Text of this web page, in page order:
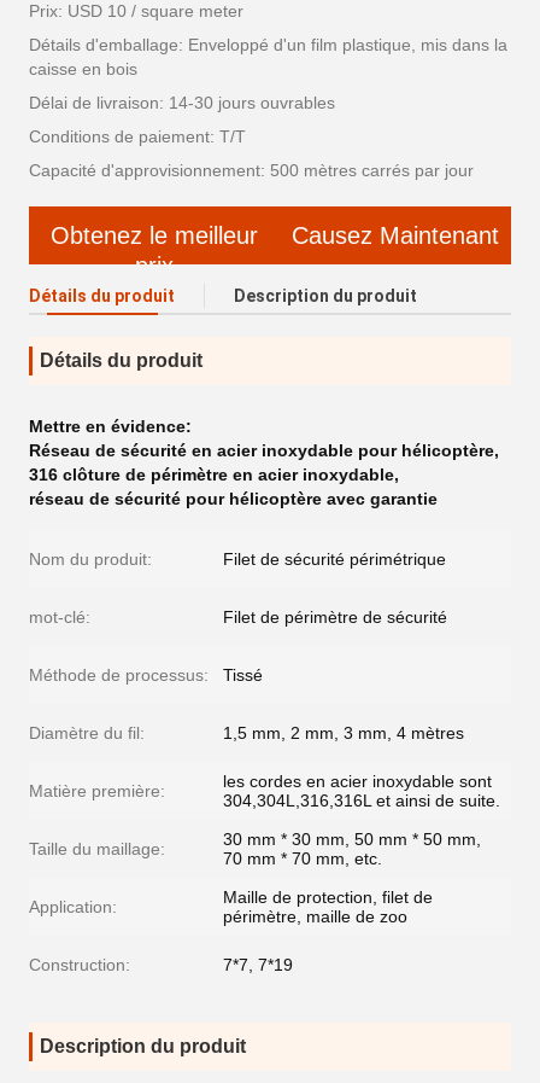
Prix: USD 10 / square meter
Détails d'emballage: Enveloppé d'un film plastique, mis dans la
caisse en bois
Délai de livraison: 14-30 jours ouvrables
Conditions de paiement: T/T
Capacité d'approvisionnement: 500 mètres carrés par jour
Obtenez le meilleur
prix
Causez Maintenant
Détails du produit Description du produit
Détails du produit
Mettre en évidence:
Réseau de sécurité en acier inoxydable pour hélicoptère,
316 clôture de périmètre en acier inoxydable,
réseau de sécurité pour hélicoptère avec garantie
Nom du produit: Filet de sécurité périmétrique
mot-clé: Filet de périmètre de sécurité
Méthode de processus: Tissé
Diamètre du fil: 1,5 mm, 2 mm, 3 mm, 4 mètres
Matière première:
les cordes en acier inoxydable sont
304,304L,316,316L et ainsi de suite.
Taille du maillage:
30 mm * 30 mm, 50 mm * 50 mm,
70 mm * 70 mm, etc.
Application:
Maille de protection, filet de
périmètre, maille de zoo
Construction: 7*7, 7*19
Description du produit